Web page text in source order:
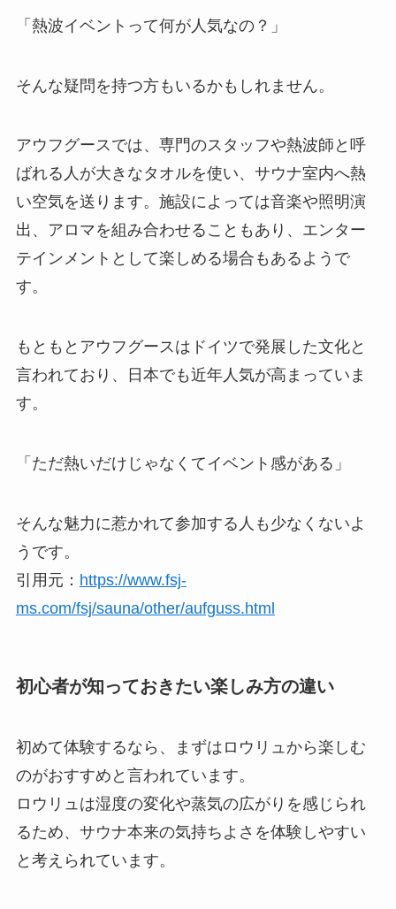
「熱波イベントって何が人気なの？」
そんな疑問を持つ方もいるかもしれません。
アウフグースでは、専門のスタッフや熱波師と呼
ばれる人が大きなタオルを使い、サウナ室内へ熱
い空気を送ります。施設によっては音楽や照明演
出、アロマを組み合わせることもあり、エンター
テインメントとして楽しめる場合もあるようで
す。
もともとアウフグースはドイツで発展した文化と
言われており、日本でも近年人気が高まっていま
す。
「ただ熱いだけじゃなくてイベント感がある」
そんな魅力に惹かれて参加する人も少なくないよ
うです。
引用元： https://www.fsj-
ms.com/fsj/sauna/other/aufguss.html
初心者が知っておきたい楽しみ方の違い
初めて体験するなら、まずはロウリュから楽しむ
のがおすすめと言われています。
ロウリュは湿度の変化や蒸気の広がりを感じられ
るため、サウナ本来の気持ちよさを体験しやすい
と考えられています。